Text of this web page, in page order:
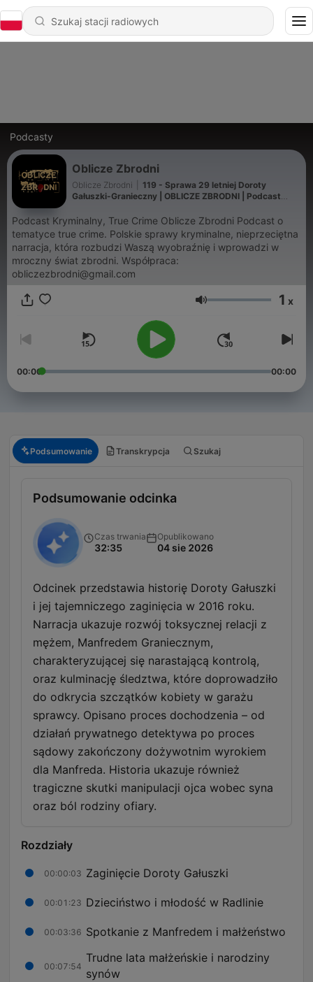
Podcasty
Oblicze Zbrodni
Oblicze Zbrodni
119 - Sprawa 29 letniej Doroty
Gałuszki-Granieczny | OBLICZE ZBRODNI | Podcast
Podcast Kryminalny, True Crime Oblicze Zbrodni Podcast o
tematyce true crime. Polskie sprawy kryminalne, nieprzeciętna
narracja, która rozbudzi Waszą wyobraźnię i wprowadzi w
mroczny świat zbrodni. Współpraca:
obliczezbrodni@gmail.com
Głośność 1 x
00:00 00:00
Podsumowanie Transkrypcja Szukaj
Podsumowanie odcinka
Czas trwania
32:35
Opublikowano
04 sie 2026
Odcinek przedstawia historię Doroty Gałuszki
i jej tajemniczego zaginięcia w 2016 roku.
Narracja ukazuje rozwój toksycznej relacji z
mężem, Manfredem Graniecznym,
charakteryzującej się narastającą kontrolą,
oraz kulminację śledztwa, które doprowadziło
do odkrycia szczątków kobiety w garażu
sprawcy. Opisano proces dochodzenia – od
działań prywatnego detektywa po proces
sądowy zakończony dożywotnim wyrokiem
dla Manfreda. Historia ukazuje również
tragiczne skutki manipulacji ojca wobec syna
oraz ból rodziny ofiary.
Rozdziały
00:00:03 Zaginięcie Doroty Gałuszki
00:01:23 Dzieciństwo i młodość w Radlinie
00:03:36 Spotkanie z Manfredem i małżeństwo
00:07:54
Trudne lata małżeńskie i narodziny
synów